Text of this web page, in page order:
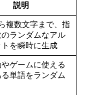
説明
複数文字まで、指
ランダムなアル
を瞬時に生成
ゲームに使える
単語をランダム